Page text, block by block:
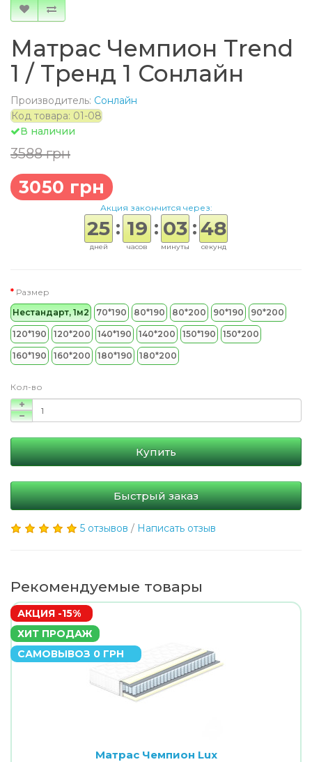
Матрас Чемпион Trend
1 / Тренд 1 Сонлайн
Производитель: Сонлайн
Код товара: 01-08
В наличии
3588 грн
3050 грн
Акция закончится через:
25
дней
: 19
часов
: 03
минуты
:48
секунд
Размер
Нестандарт, 1м2
70*190 80*190 80*200 90*190 90*200
120*190 120*200 140*190 140*200 150*190 150*200
160*190 160*200 180*190 180*200
Кол-во
Купить
Быстрый заказ
5 отзывов / Написать отзыв
Рекомендуемые товары
АКЦИЯ -15%
ХИТ ПРОДАЖ
САМОВЫВОЗ 0 ГРН
Матрас Чемпион Lux